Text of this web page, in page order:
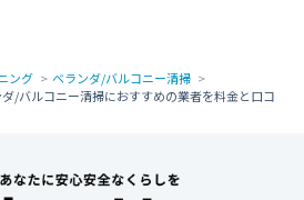
ング
ベランダ/バルコニー清掃
/バルコニー清掃におすすめの業者を料金と口コ